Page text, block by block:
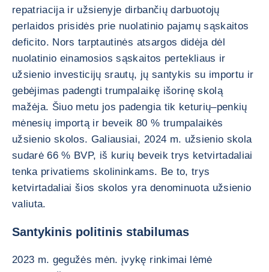
repatriacija ir užsienyje dirbančių darbuotojų
perlaidos prisidės prie nuolatinio pajamų sąskaitos
deficito. Nors tarptautinės atsargos didėja dėl
nuolatinio einamosios sąskaitos pertekliaus ir
užsienio investicijų srautų, jų santykis su importu ir
gebėjimas padengti trumpalaikę išorinę skolą
mažėja. Šiuo metu jos padengia tik keturių–penkių
mėnesių importą ir beveik 80 % trumpalaikės
užsienio skolos. Galiausiai, 2024 m. užsienio skola
sudarė 66 % BVP, iš kurių beveik trys ketvirtadaliai
tenka privatiems skolininkams. Be to, trys
ketvirtadaliai šios skolos yra denominuota užsienio
valiuta.
Santykinis politinis stabilumas
2023 m. gegužės mėn. įvykę rinkimai lėmė